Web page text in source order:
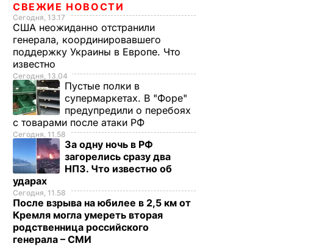
СВЕЖИЕ НОВОСТИ
Сегодня, 13.17
США неожиданно отстранили
генерала, координировавшего
поддержку Украины в Европе. Что
известно
Сегодня, 13.04
Пустые полки в
супермаркетах. В "Форе"
предупредили о перебоях
с товарами после атаки РФ
Сегодня, 11.58
За одну ночь в РФ
загорелись сразу два
НПЗ. Что известно об
ударах
Сегодня, 11.58
После взрыва на юбилее в 2,5 км от
Кремля могла умереть вторая
родственница российского
генерала – СМИ